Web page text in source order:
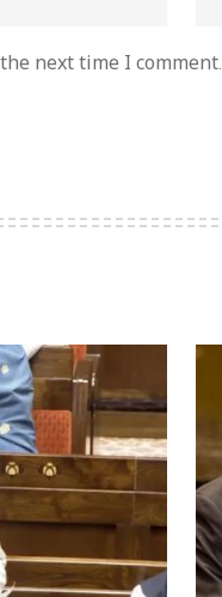
next time I comment.